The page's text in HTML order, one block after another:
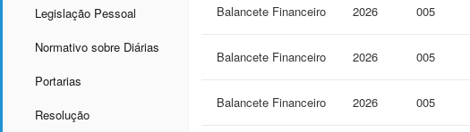
Legislação Pessoal
Normativo sobre Diárias
Portarias
Resolução
Balancete Financeiro 2026 005
Balancete Financeiro 2026 005
Balancete Financeiro 2026 005